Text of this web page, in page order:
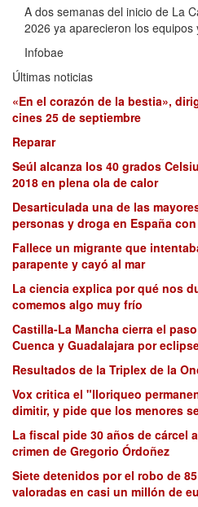
A dos semanas del inicio de La
2026 ya aparecieron los equipos
Infobae
Últimas noticias
«En el corazón de la bestia»,
cines 25 de septiembre
Reparar
Seúl alcanza los 40 grados
2018 en plena ola de calor
Desarticulada una de las
personas y droga en España
Fallece un migrante que
parapente y cayó al mar
La ciencia explica por qué nos
comemos algo muy frío
Castilla-La Mancha cierra el
Cuenca y Guadalajara por
Resultados de la Triplex de la
Vox critica el "lloriqueo
dimitir, y pide que los menores
La fiscal pide 30 años de cárcel
crimen de Gregorio Órdoñez
Siete detenidos por el robo de
valoradas en casi un millón de